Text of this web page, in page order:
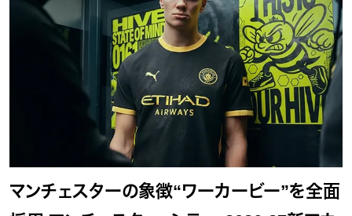
マンチェスターの象徴“ワーカービー”を全面